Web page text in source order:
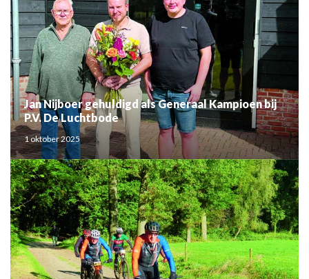
Jan Nijboer gehuldigd als Generaal Kampioen bij
P.V. De Luchtbode
1 oktober 2025